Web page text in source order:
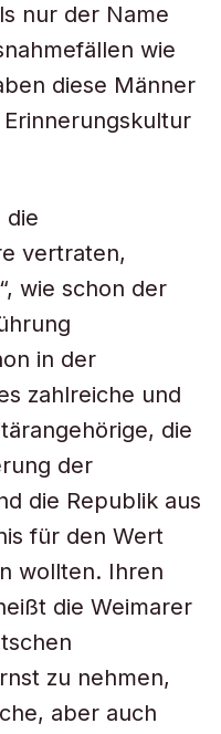
nur der Name
wie
diese Männer
die
vertraten,
wie schon der
in der
zahlreiche und
die
der
die Republik aus
für den Wert
wollten. Ihren
die Weimarer
zu nehmen,
aber auch